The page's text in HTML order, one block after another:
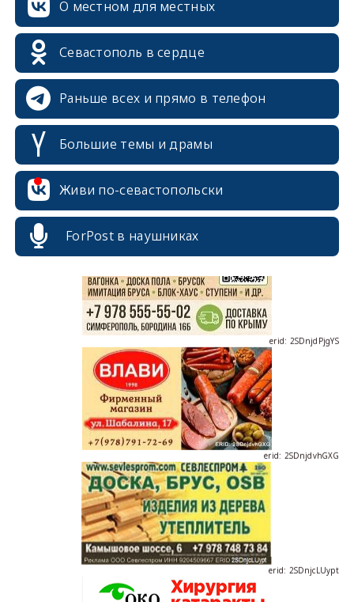
О местном для местных
Севастополь в сердце
Раньше всех и прямо в телефон
Большие темы и драмы
Живи по-севастопольски
ForPost в наушниках
erid: 2SDnjdPjgYS
erid: 2SDnjdvhGXG